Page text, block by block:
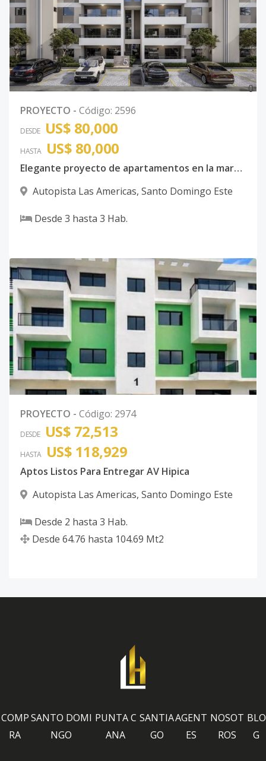
0
PROYECTO - Código: 2596
DESDE US$ 80,000
HASTA US$ 80,000
Elegante proyecto de apartamentos en la marginal de las americas
Autopista Las Americas, Santo Domingo Este
Desde 3 hasta 3 Hab.
PROYECTO - Código: 2974
DESDE US$ 72,513
HASTA US$ 118,929
Aptos Listos Para Entregar AV Hipica
Autopista Las Americas, Santo Domingo Este
Desde 2 hasta 3 Hab.
Desde 64.76 hasta 104.69 Mt2
COMP
RA
SANTO DOMI
NGO
PUNTA C
ANA
SANTIA
GO
AGENT
ES
NOSOT
ROS
BLO
G